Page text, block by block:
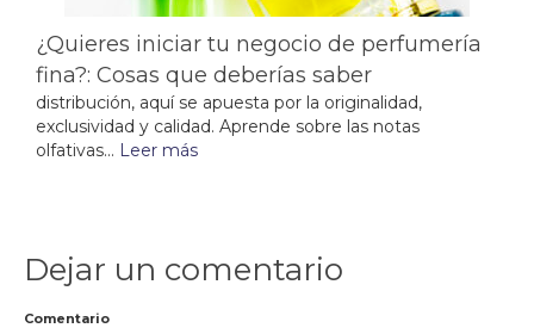
¿Quieres iniciar tu negocio de perfumería
fina?: Cosas que deberías saber
distribución, aquí se apuesta por la originalidad,
exclusividad y calidad. Aprende sobre las notas
olfativas... Leer más
Dejar un comentario
Comentario